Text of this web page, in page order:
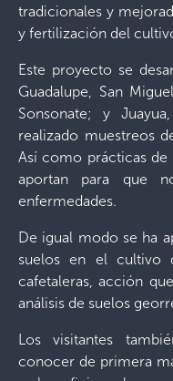
tradicionales y
y fertilización del
Este proyecto se
Guadalupe, San
Sonsonate; y
realizado muestreos
Así como prácticas de
aportan para que
enfermedades.
De igual modo se ha
suelos en el cultivo
cafetaleras, acción
análisis de suelos
Los visitantes
conocer de primera